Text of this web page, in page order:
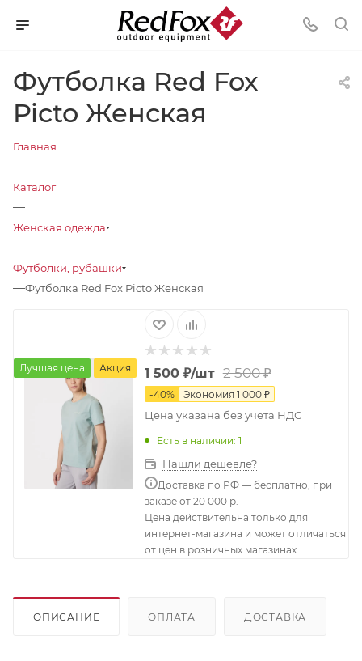
Футболка Red Fox
Picto Женская
Главная
—
Каталог
—
Женская одежда
—
Футболки, рубашки
—Футболка Red Fox Picto Женская
Лучшая цена Акция 1 500₽/шт 2 500₽
-40% Экономия 1 000₽
Цена указана без учета НДС
Есть в наличии: 1
Нашли дешевле?
Доставка по РФ — бесплатно, при
заказе от 20 000 р.
Цена действительна только для
интернет-магазина и может отличаться
от цен в розничных магазинах
ОПИСАНИЕ ОПЛАТА ДОСТАВКА